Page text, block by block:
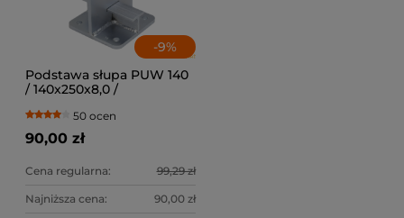
-9%
Podstawa słupa PUW 140
/ 140x250x8,0 /
50 ocen
90,00 zł
Cena regularna: 99,29 zł
Najniższa cena: 90,00 zł